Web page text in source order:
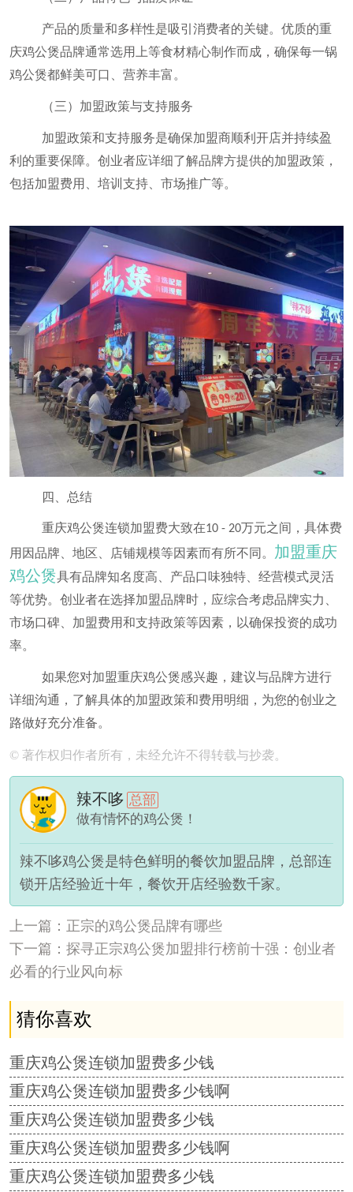
产品的质量和多样性是吸引消费者的关键。优质的重
庆鸡公煲品牌通常选用上等食材精心制作而成，确保每一锅
鸡公煲都鲜美可口、营养丰富。
（三）加盟政策与支持服务
加盟政策和支持服务是确保加盟商顺利开店并持续盈
利的重要保障。创业者应详细了解品牌方提供的加盟政策，
包括加盟费用、培训支持、市场推广等。
四、总结
重庆鸡公煲连锁加盟费大致在10 - 20万元之间，具体费
用因品牌、地区、店铺规模等因素而有所不同。 加盟重庆
鸡公煲具有品牌知名度高、产品口味独特、经营模式灵活
等优势。创业者在选择加盟品牌时，应综合考虑品牌实力、
市场口碑、加盟费用和支持政策等因素，以确保投资的成功
率。
如果您对加盟重庆鸡公煲感兴趣，建议与品牌方进行
详细沟通，了解具体的加盟政策和费用明细，为您的创业之
路做好充分准备。
© 著作权归作者所有，未经允许不得转载与抄袭。
辣不哆 总部
做有情怀的鸡公煲！
辣不哆鸡公煲是特色鲜明的餐饮加盟品牌，总部连
锁开店经验近十年，餐饮开店经验数千家。
上一篇：正宗的鸡公煲品牌有哪些
下一篇：探寻正宗鸡公煲加盟排行榜前十强：创业者
必看的行业风向标
猜你喜欢
重庆鸡公煲连锁加盟费多少钱
重庆鸡公煲连锁加盟费多少钱啊
重庆鸡公煲连锁加盟费多少钱
重庆鸡公煲连锁加盟费多少钱啊
重庆鸡公煲连锁加盟费多少钱